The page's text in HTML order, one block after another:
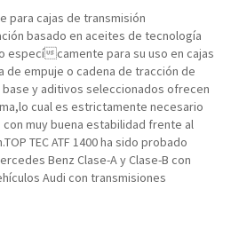
para cajas de transmisión
basado en aceites de tecnología
especícamente para su uso en cajas
de empuje o cadena de tracción de
y aditivos seleccionados ofrecen
cual es estrictamente necesario
con muy buena estabilidad frente al
TEC ATF 1400 ha sido probado
Benz Clase-A y Clase-B con
Audi con transmisiones